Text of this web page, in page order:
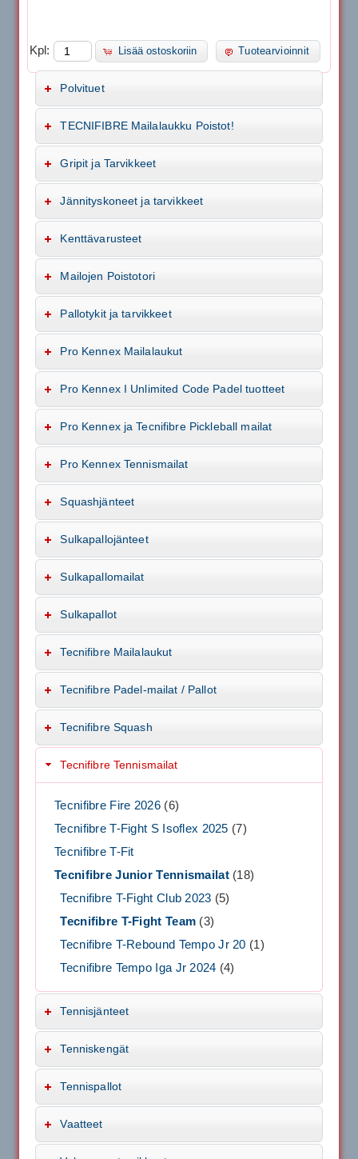
Kpl: Lisää ostoskoriin Tuotearvioinnit
Polvituet
TECNIFIBRE Mailalaukku Poistot!
Gripit ja Tarvikkeet
Jännityskoneet ja tarvikkeet
Kenttävarusteet
Mailojen Poistotori
Pallotykit ja tarvikkeet
Pro Kennex Mailalaukut
Pro Kennex I Unlimited Code Padel tuotteet
Pro Kennex ja Tecnifibre Pickleball mailat
Pro Kennex Tennismailat
Squashjänteet
Sulkapallojänteet
Sulkapallomailat
Sulkapallot
Tecnifibre Mailalaukut
Tecnifibre Padel-mailat / Pallot
Tecnifibre Squash
Tecnifibre Tennismailat
Tecnifibre Fire 2026(6)
Tecnifibre T-Fight S Isoflex 2025 (7)
Tecnifibre T-Fit
Tecnifibre Junior Tennismailat(18)
Tecnifibre T-Fight Club 2023 (5)
Tecnifibre T-Fight Team (3)
Tecnifibre T-Rebound Tempo Jr 20 (1)
Tecnifibre Tempo Iga Jr 2024 (4)
Tennisjänteet
Tenniskengät
Tennispallot
Vaatteet